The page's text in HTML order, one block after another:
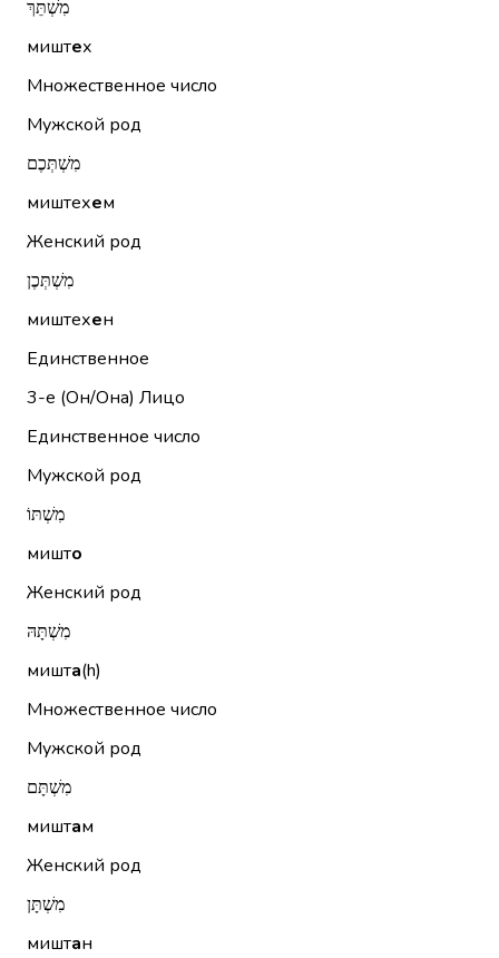
מִשְׁתֵּךְ
миштех
Множественное число
Мужской род
מִשְׁתְּכֶם
миштехем
Женский род
מִשְׁתְּכֶן
миштехен
Единственное
3-е (Он/Она) Лицо
Единственное число
Мужской род
מִשְׁתּוֹ
мишто
Женский род
מִשְׁתָּהּ
мишта(h)
Множественное число
Мужской род
מִשְׁתָּם
миштам
Женский род
מִשְׁתָּן
миштан